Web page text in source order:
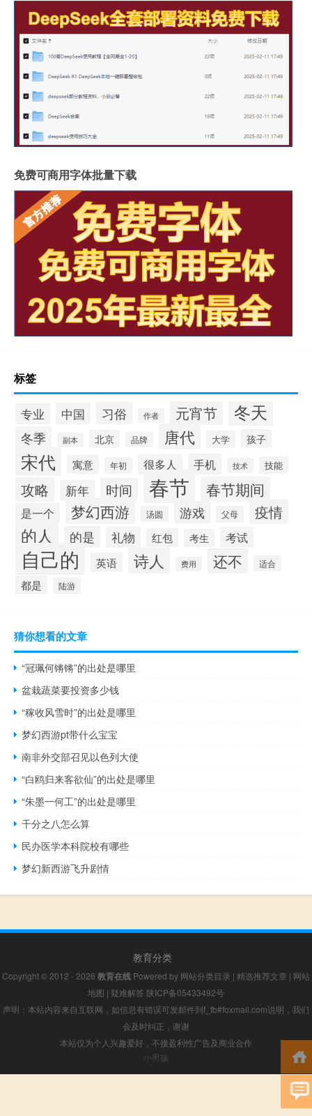
免费可商用字体批量下载
标签
专业 中国 习俗 作者 元宵节 冬天
冬季 副本 北京 品牌 唐代 大学 孩子
宋代 寓意 年初 很多人 手机 技术 技能
攻略 新年 时间 春节 春节期间
是一个 梦幻西游 汤圆 游戏 父母 疫情
的人 的是 礼物 红包 考生 考试
自己的 英语 诗人 费用 还不 适合
都是 陆游
猜你想看的文章
“冠珮何锵锵”的出处是哪里
盆栽蔬菜要投资多少钱
“稼收风雪时”的出处是哪里
梦幻西游pt带什么宝宝
南非外交部召见以色列大使
“白鸥归来客欲仙”的出处是哪里
“朱墨一何工”的出处是哪里
千分之八怎么算
民办医学本科院校有哪些
梦幻新西游飞升剧情
教育分类
Copyright © 2012 - 2026 教育在线 Powered by 网站分类目录 | 精选推荐文章 | 网站
地图 | 疑难解答 陕ICP备05433492号
声明：本站内容来自互联网，如信息有错误可发邮件到f_fb#foxmail.com说明，我们
会及时纠正，谢谢
本站仅为个人兴趣爱好，不接盈利性广告及商业合作
小男孩